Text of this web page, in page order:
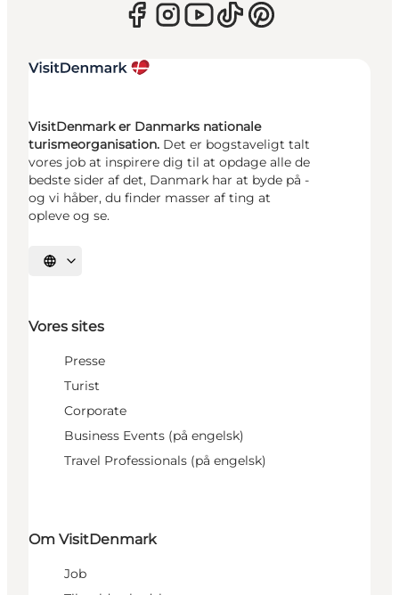
VisitDenmark er Danmarks nationale
turismeorganisation. Det er bogstaveligt talt
vores job at inspirere dig til at opdage alle de
bedste sider af det, Danmark har at byde på -
og vi håber, du finder masser af ting at
opleve og se.
Vælg sprog
Vores sites
Presse
Turist
Corporate
Business Events (på engelsk)
Travel Professionals (på engelsk)
Om VisitDenmark
Job